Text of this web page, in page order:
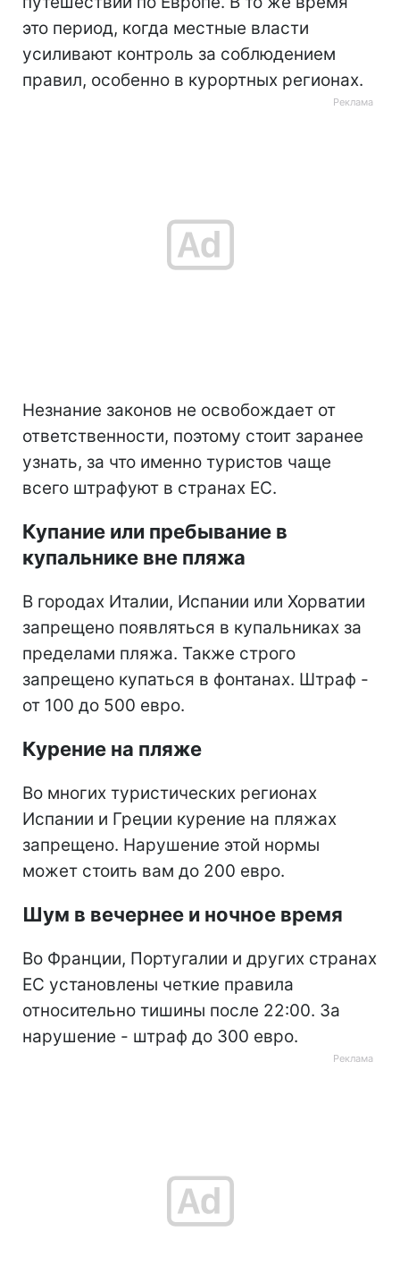
это период, когда местные власти
усиливают контроль за соблюдением
правил, особенно в курортных регионах.
Незнание законов не освобождает от
ответственности, поэтому стоит заранее
узнать, за что именно туристов чаще
всего штрафуют в странах ЕС.
Купание или пребывание в
купальнике вне пляжа
В городах Италии, Испании или Хорватии
запрещено появляться в купальниках за
пределами пляжа. Также строго
запрещено купаться в фонтанах. Штраф -
от 100 до 500 евро.
Курение на пляже
Во многих туристических регионах
Испании и Греции курение на пляжах
запрещено. Нарушение этой нормы
может стоить вам до 200 евро.
Шум в вечернее и ночное время
Во Франции, Португалии и других странах
ЕС установлены четкие правила
относительно тишины после 22:00. За
нарушение - штраф до 300 евро.